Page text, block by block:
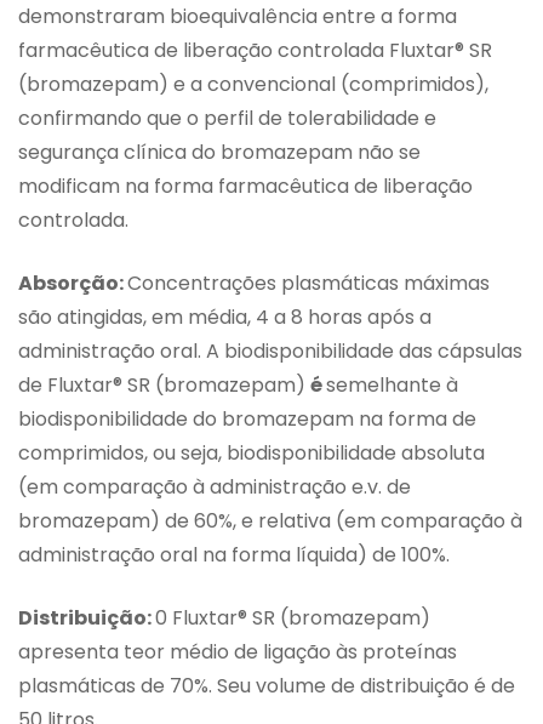
demonstraram bioequivalência entre a forma
farmacêutica de liberação controlada Fluxtar® SR
(bromazepam) e a convencional (comprimidos),
confirmando que o perfil de tolerabilidade e
segurança clínica do bromazepam não se
modificam na forma farmacêutica de liberação
controlada.
Absorção:Concentrações plasmáticas máximas
são atingidas, em média, 4 a 8 horas após a
administração oral. A biodisponibilidade das cápsulas
de Fluxtar® SR (bromazepam) ésemelhante à
biodisponibilidade do bromazepam na forma de
comprimidos, ou seja, biodisponibilidade absoluta
(em comparação à administração e.v. de
bromazepam) de 60%, e relativa (em comparação à
administração oral na forma líquida) de 100%.
Distribuição:0 Fluxtar® SR (bromazepam)
apresenta teor médio de ligação às proteínas
plasmáticas de 70%. Seu volume de distribuição é de